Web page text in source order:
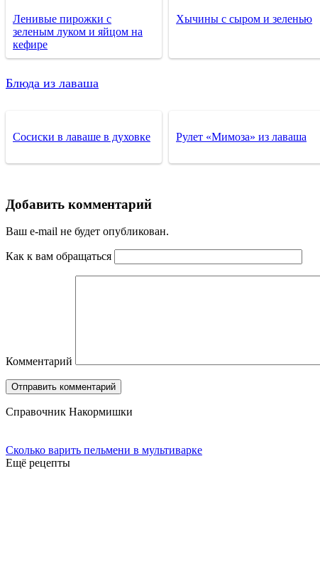
Ленивые пирожки с
зеленым луком и яйцом на
кефире
Хычины с сыром и зеленью
Блюда из лаваша
Сосиски в лаваше в духовке Рулет «Мимоза» из лаваша
Добавить комментарий
Ваш e-mail не будет опубликован.
Как к вам обращаться
Комментарий
Справочник Накормишки
Сколько варить пельмени в мультиварке
Ещё рецепты